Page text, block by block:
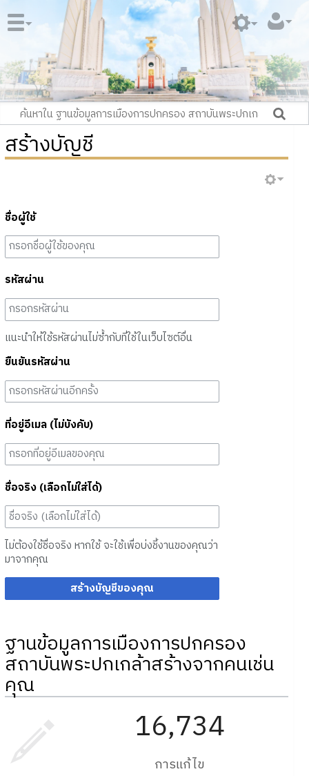
สร้างบัญชี
ชื่อผู้ใช้
รหัสผ่าน
แนะนำให้ใช้รหัสผ่านไม่ซ้ำกับที่ใช้ในเว็บไซต์อื่น
ยืนยันรหัสผ่าน
ที่อยู่อีเมล (ไม่บังคับ)
ชื่อจริง (เลือกไม่ใส่ได้)
ไม่ต้องใช้ชื่อจริง หากใช้ จะใช้เพื่อบ่งชี้งานของคุณว่า
มาจากคุณ
สร้างบัญชีของคุณ
ฐานข้อมูลการเมืองการปกครอง
สถาบันพระปกเกล้าสร้างจากคนเช่น
คุณ
16,734
การแก้ไข